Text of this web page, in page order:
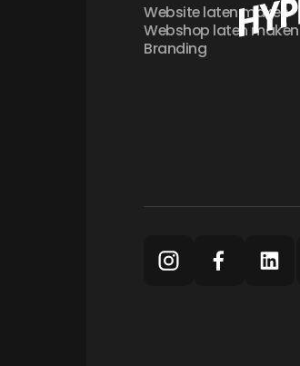
Website laten maken
Webshop laten maken
Branding